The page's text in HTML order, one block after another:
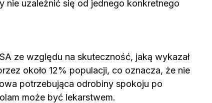
nie uzależnić się od jednego konkretnego
ze względu na skuteczność, jaką wykazał
około 12% populacji, co oznacza, że nie
potrzebująca odrobiny spokoju po
może być lekarstwem.